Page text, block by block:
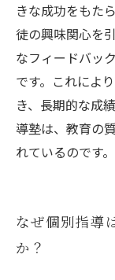
きな成功をもた
徒の興味関心を
なフィードバッ
です。これによ
き、長期的な成
導塾は、教育の
れているのです。
なぜ個別指導
か？